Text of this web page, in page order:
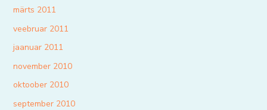
märts 2011
veebruar 2011
jaanuar 2011
november 2010
oktoober 2010
september 2010